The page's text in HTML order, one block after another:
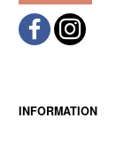
INFORMATION